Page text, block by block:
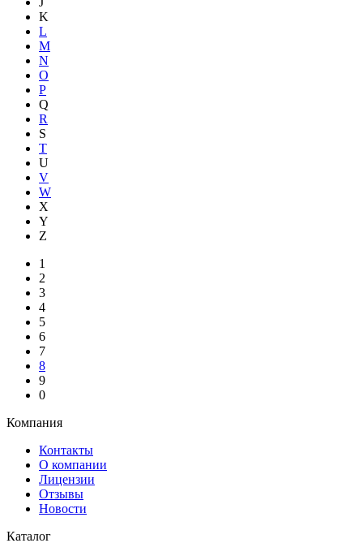
K
L
M
N
O
P
Q
R
S
T
U
V
W
X
Y
Z
1
2
3
4
5
6
7
8
9
0
Компания
Контакты
О компании
Лицензии
Отзывы
Новости
Каталог